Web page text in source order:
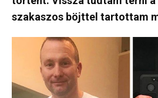
szakaszos böjttel tartottam